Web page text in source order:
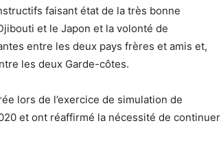
faisant état de la très bonne
et le Japon et la volonté de
entre les deux pays frères et amis et,
les deux Garde-côtes.
lors de l’exercice de simulation de
et ont réaffirmé la nécessité de continuer